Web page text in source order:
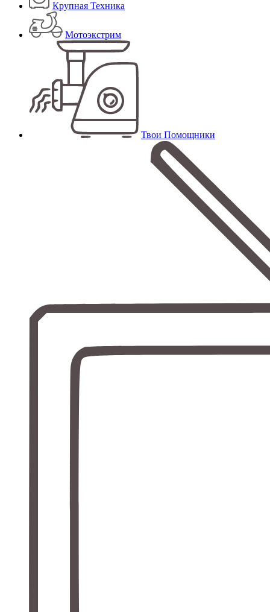
Крупная Техника
Мотоэкстрим
Твои Помощники